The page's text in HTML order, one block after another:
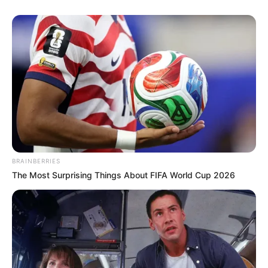
megállapodás szövődménye, valóban háborúba
sodor minket.. ? Hogy aztán verhessétek a
melleteket.. ” pedig mi úgy akartuk a békét, hogy le
a kalappal.. ! ” Mert, ez lesz..
Ha egyszer tisztában lesz a nép mindazzal.. amit
elhallgatnak előlük.. lesz olyan Jerikó, hogy azt
megemlegetitek.
Persze, ez már a megfáradt, kirabolt népnek.. aligha
nyújt vígaszt..
Végül, hablatyolhatsz a romok tetején.. mint a
nemzeti csótányból lett harcicsivava.. akit elzavart
a magyar nép emlékezete.. Mert a jellem.. nem
BRAINBERRIES
The Most Surprising Things About FIFA World Cup 2026